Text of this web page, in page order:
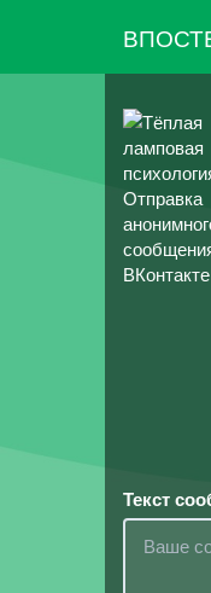
Текст